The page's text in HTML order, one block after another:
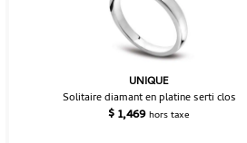
UNIQUE
Solitaire diamant en platine serti clos
$1,469 hors taxe